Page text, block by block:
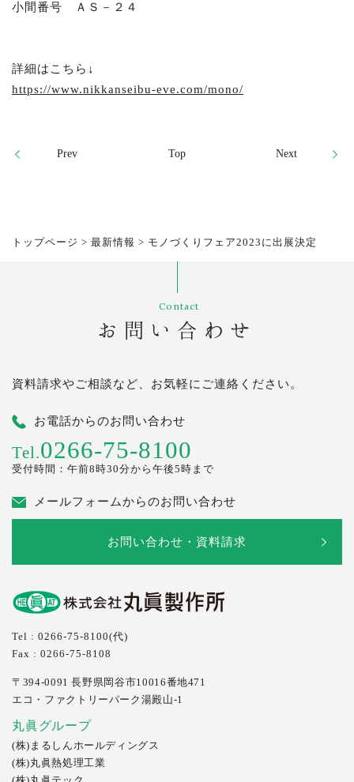
小間番号 ＡＳ－２４
詳細はこちら↓
https://www.nikkanseibu-eve.com/mono/
Prev Top Next
トップページ > 最新情報 > モノづくりフェア2023に出展決定
Contact
お問い合わせ
資料請求やご相談など、お気軽にご連絡ください。
お電話からのお問い合わせ
Tel.0266-75-8100
受付時間：午前8時30分から午後5時まで
メールフォームからのお問い合わせ
お問い合わせ・資料請求
Tel : 0266-75-8100(代)
Fax : 0266-75-8108
〒394-0091長野県岡谷市10016番地471
エコ・ファクトリーパーク湯殿山-1
丸眞グループ
(株)まるしんホールディングス
(株)丸眞熱処理工業